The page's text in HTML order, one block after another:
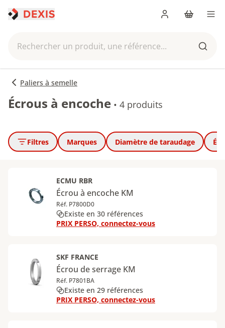
Rechercher un produit, une référence...
Panier
Paliers à semelle
Écrous à encoche • 4 produits
Filtres Marques Diamètre de taraudage
ECMU RBR
Écrou à encoche KM
Réf. P7800D0
Existe en 30 références
PRIX PERSO, connectez-vous
SKF FRANCE
Écrou de serrage KM
Réf. P7801BA
Existe en 29 références
PRIX PERSO, connectez-vous